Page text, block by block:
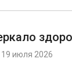
19 июля 2026